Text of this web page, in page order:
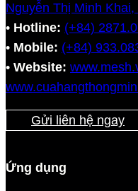
Nguyễn Thị Minh
• Hotline: (+84)
• Mobile: (+84)
• Website:
Gửi liên hệ ngay
Ứng dụng